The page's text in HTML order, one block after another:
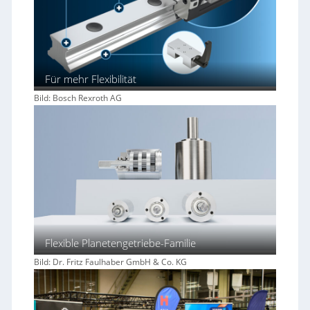
e
i
c
h
Für mehr Flexibilität
Bild: Bosch Rexroth AG
Flexible Planetengetriebe-Familie
Bild: Dr. Fritz Faulhaber GmbH & Co. KG